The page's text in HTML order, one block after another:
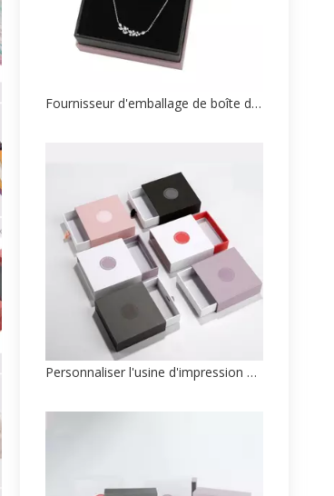
Fournisseur d'emballage de boîte de papier de collier unique en gros haut de gamme
Personnaliser l'usine d'impression de paquets de papier de boîte à bijoux de tiroir